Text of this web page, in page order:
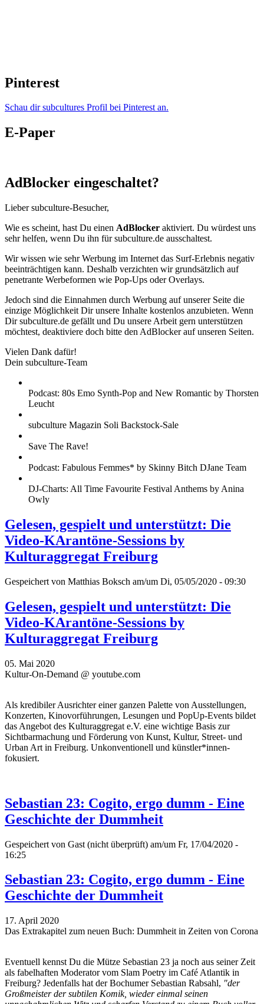
Pinterest
Schau dir subcultures Profil bei Pinterest an.
E-Paper
AdBlocker eingeschaltet?
Lieber subculture-Besucher,
Wie es scheint, hast Du einen AdBlocker aktiviert. Du würdest uns
sehr helfen, wenn Du ihn für subculture.de ausschaltest.
Wir wissen wie sehr Werbung im Internet das Surf-Erlebnis negativ
beeinträchtigen kann. Deshalb verzichten wir grundsätzlich auf
penetrante Werbeformen wie Pop-Ups oder Overlays.
Jedoch sind die Einnahmen durch Werbung auf unserer Seite die
einzige Möglichkeit Dir unsere Inhalte kostenlos anzubieten. Wenn
Dir subculture.de gefällt und Du unsere Arbeit gern unterstützen
möchtest, deaktiviere doch bitte den AdBlocker auf unseren Seiten.
Vielen Dank dafür!
Dein subculture-Team
Podcast: 80s Emo Synth-Pop and New Romantic by Thorsten
Leucht
subculture Magazin Soli Backstock-Sale
Save The Rave!
Podcast: Fabulous Femmes* by Skinny Bitch DJane Team
DJ-Charts: All Time Favourite Festival Anthems by Anina
Owly
Gelesen, gespielt und unterstützt: Die
Video-KArantöne-Sessions by
Kulturaggregat Freiburg
Gespeichert von Matthias Boksch am/um Di, 05/05/2020 - 09:30
Gelesen, gespielt und unterstützt: Die
Video-KArantöne-Sessions by
Kulturaggregat Freiburg
05. Mai 2020
Kultur-On-Demand @ youtube.com
Als kredibiler Ausrichter einer ganzen Palette von Ausstellungen,
Konzerten, Kinovorführungen, Lesungen und PopUp-Events bildet
das Angebot des Kulturaggregat e.V. eine wichtige Basis zur
Sichtbarmachung und Förderung von Kunst, Kultur, Street- und
Urban Art in Freiburg. Unkonventionell und künstler*innen-
fokusiert.
Sebastian 23: Cogito, ergo dumm - Eine
Geschichte der Dummheit
Gespeichert von Gast (nicht überprüft) am/um Fr, 17/04/2020 -
16:25
Sebastian 23: Cogito, ergo dumm - Eine
Geschichte der Dummheit
17. April 2020
Das Extrakapitel zum neuen Buch: Dummheit in Zeiten von Corona
Eventuell kennst Du die Mütze Sebastian 23 ja noch aus seiner Zeit
als fabelhaften Moderator vom Slam Poetry im Café Atlantik in
Freiburg? Jedenfalls hat der Bochumer Sebastian Rabsahl, "der
Großmeister der subtilen Komik, wieder einmal seinen